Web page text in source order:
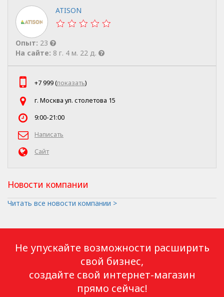
ATISON
Опыт: 23
На сайте: 8 г. 4 м. 22 д.
+7 999 (показать)
г. Москва ул. столетова 15
9:00-21:00
Написать
Сайт
Новости компании
Читать все новости компании >
Не упускайте возможности расширить
свой бизнес,
создайте свой интернет-магазин
прямо сейчас!